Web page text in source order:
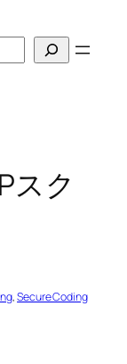
スク
, Secure Coding